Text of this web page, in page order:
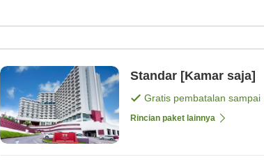
Standar [Kamar saja]
Gratis pembatalan sampai
Rincian paket lainnya